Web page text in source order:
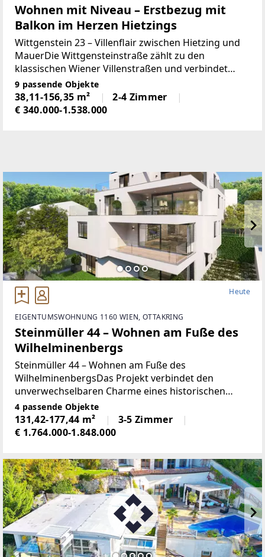
Wohnen mit Niveau – Erstbezug mit
Balkon im Herzen Hietzings
Wittgenstein 23 – Villenflair zwischen Hietzing und
MauerDie Wittgensteinstraße zählt zu den
klassischen Wiener Villenstraßen und verbindet
Rosenhügelstraße mit Speisingerstraße. Hier treffen
Hietzings Flair und das Grün von Mauer
aufeinander.
9 passende Objekte
38,11-156,35 m²
2-4 Zimmer
€ 340.000-1.538.000
Heute
EIGENTUMSWOHNUNG 1160 WIEN, OTTAKRING
Steinmüller 44 – Wohnen am Fuße des
Wilhelminenbergs
Steinmüller 44 – Wohnen am Fuße des
WilhelminenbergsDas Projekt verbindet den
unverwechselbaren Charme eines historischen
Wiener Villenviertels mit der Klarheit modernen
Wohnbaus. Vier Wohneinheiten auf vier Ebenen
schaffen ein spannungsvolles
4 passende Objekte
131,42-177,44 m²
3-5 Zimmer
€ 1.764.000-1.848.000